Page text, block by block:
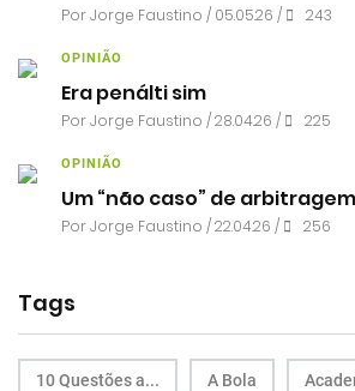
PorJorge Faustino / 05.05.26 / 243
OPINIÃO
Era penálti sim
PorJorge Faustino / 28.04.26 / 225
OPINIÃO
Um “não caso” de arbitragem
PorJorge Faustino / 22.04.26 / 256
Tags
10 Questões a... A Bola